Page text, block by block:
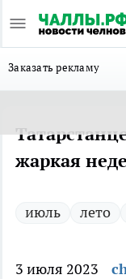
Заказать рекламу
жаркая
июль лето
3 июля 2023